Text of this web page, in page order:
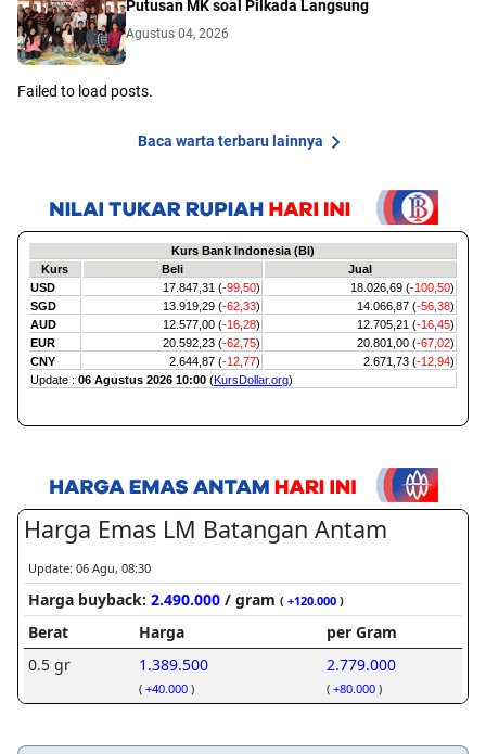
Putusan MK soal Pilkada Langsung
Agustus 04, 2026
Failed to load posts.
Baca warta terbaru lainnya